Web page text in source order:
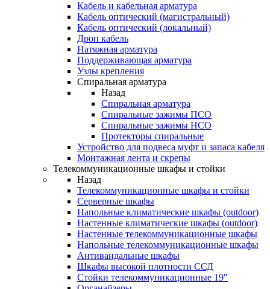
Кабель и кабельная арматура
Кабель оптический (магистральный)
Кабель оптический (локальный)
Дроп кабель
Натяжная арматура
Поддерживающая арматура
Узлы крепления
Спиральная арматура
Назад
Спиральная арматура
Спиральные зажимы ПСО
Спиральные зажимы НСО
Протекторы спиральные
Устройство для подвеса муфт и запаса кабеля
Монтажная лента и скрепы
Телекоммуникационные шкафы и стойки
Назад
Телекоммуникационные шкафы и стойки
Серверные шкафы
Напольные климатические шкафы (outdoor)
Настенные климатические шкафы (outdoor)
Настенные телекоммуникационные шкафы
Напольные телекоммуникационные шкафы
Антивандальные шкафы
Шкафы высокой плотности ССД
Стойки телекоммуникационные 19"